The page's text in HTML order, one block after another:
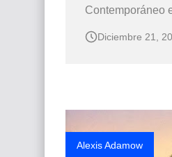
Contemporáneo
Plutenko, 1961 (Arte
Europea Hipe…
Diciembre 21,
Alexis Adamow